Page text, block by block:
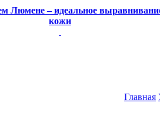
Люмене – идеальное
кожи
Главная